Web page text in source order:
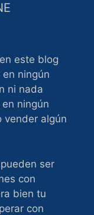
este blog
ningún
ni nada
ningún
vender algún
ser
con
bien tu
con